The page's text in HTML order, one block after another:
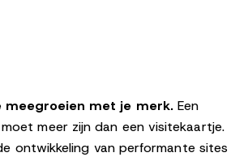
meegroeien met je merk.Een
meer zijn dan een visitekaartje.
ontwikkeling van performante sites